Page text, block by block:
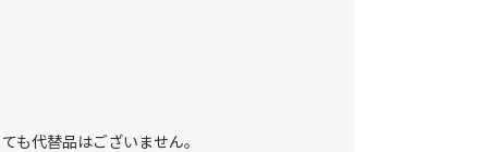
も代替品はございません。